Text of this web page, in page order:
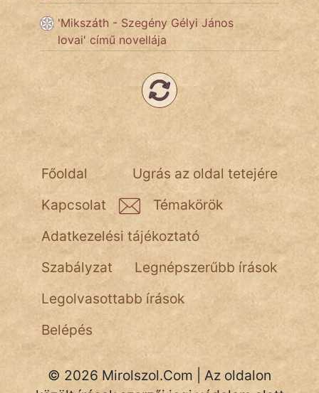
vörös ördög
nagyöreg
pszichopati
szegény legény
Hoffer Botond
szemfüles
'Mikszáth - Szegény Gélyi János
lovai' című novellája
Ugrás az oldal tetejére
Főoldal
Kapcsolat
Témakörök
Adatkezelési tájékoztató
Szabályzat
Legnépszerűbb írások
Legolvasottabb írások
Belépés
© 2026 Mirolszol.Com | Az oldalon